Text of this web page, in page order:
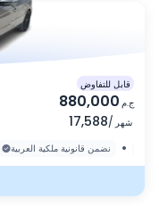
قابل للتفاوض
880,000 ج.م
17,588/ شهر
نضمن قانونية ملكية العربية •